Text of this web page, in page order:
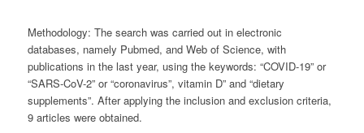
Methodology: The search was carried out in electronic
databases, namely Pubmed, and Web of Science, with
publications in the last year, using the keywords: “COVID-19” or
“SARS-CoV-2” or “coronavirus”, vitamin D” and “dietary
supplements”. After applying the inclusion and exclusion criteria,
9 articles were obtained.